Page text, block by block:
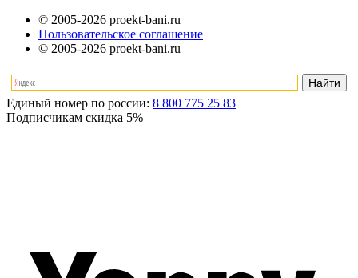
© 2005-2026 proekt-bani.ru
Пользовательское соглашение
© 2005-2026 proekt-bani.ru
Единый номер по россии: 8 800 775 25 83
Подписчикам скидка 5%